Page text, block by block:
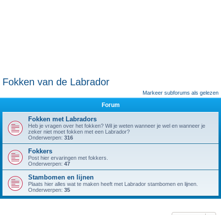
Fokken van de Labrador
Markeer subforums als gelezen
Forum
Fokken met Labradors
Heb je vragen over het fokken? Wil je weten wanneer je wel en wanneer je
zeker niet moet fokken met een Labrador?
Onderwerpen: 316
Fokkers
Post hier ervaringen met fokkers.
Onderwerpen: 47
Stambomen en lijnen
Plaats hier alles wat te maken heeft met Labrador stambomen en lijnen.
Onderwerpen: 35